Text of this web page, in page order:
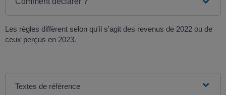
Les règles diffèrent selon qu'il s'agit des revenus de 2022 ou de
ceux perçus en 2023.
Textes de référence